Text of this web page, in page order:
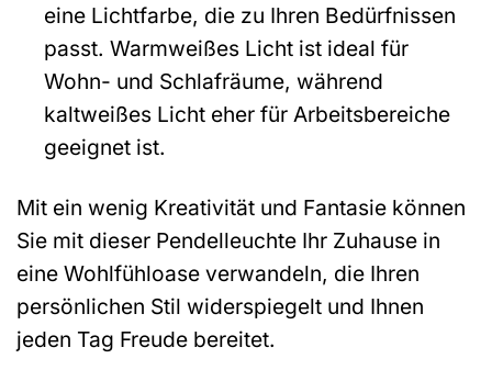
eine Lichtfarbe, die zu Ihren Bedürfnissen
passt. Warmweißes Licht ist ideal für
Wohn- und Schlafräume, während
kaltweißes Licht eher für Arbeitsbereiche
geeignet ist.
Mit ein wenig Kreativität und Fantasie können
Sie mit dieser Pendelleuchte Ihr Zuhause in
eine Wohlfühloase verwandeln, die Ihren
persönlichen Stil widerspiegelt und Ihnen
jeden Tag Freude bereitet.